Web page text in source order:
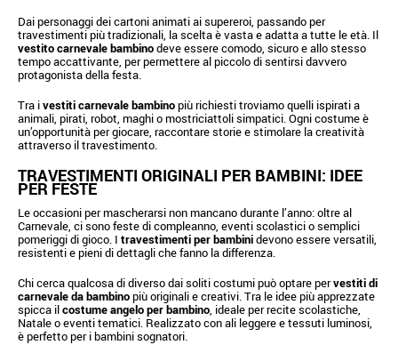
Dai personaggi dei cartoni animati ai supereroi, passando per
travestimenti più tradizionali, la scelta è vasta e adatta a tutte le età. Il
vestito carnevale bambinodeve essere comodo, sicuro e allo stesso
tempo accattivante, per permettere al piccolo di sentirsi davvero
protagonista della festa.
Tra ivestiti carnevale bambinopiù richiesti troviamo quelli ispirati a
animali, pirati, robot, maghi o mostriciattoli simpatici. Ogni costume è
un’opportunità per giocare, raccontare storie e stimolare la creatività
attraverso il travestimento.
TRAVESTIMENTI ORIGINALI PER BAMBINI: IDEE
PER FESTE
Le occasioni per mascherarsi non mancano durante l’anno: oltre al
Carnevale, ci sono feste di compleanno, eventi scolastici o semplici
pomeriggi di gioco. I travestimenti per bambinidevono essere versatili,
resistenti e pieni di dettagli che fanno la differenza.
Chi cerca qualcosa di diverso dai soliti costumi può optare pervestiti di
carnevale da bambinopiù originali e creativi. Tra le idee più apprezzate
spicca ilcostume angelo per bambino, ideale per recite scolastiche,
Natale o eventi tematici. Realizzato con ali leggere e tessuti luminosi,
è perfetto per i bambini sognatori.